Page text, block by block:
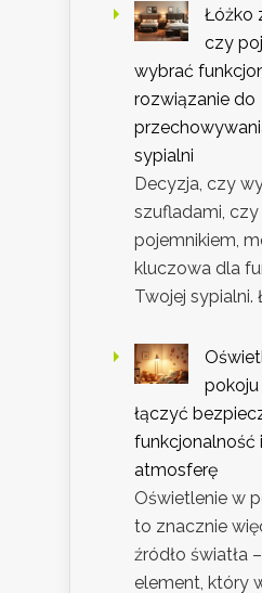
Łóżko
czy
wybrać
rozwiązanie do
sypialni
Decyzja, czy
szufladami, czy
pojemnikiem,
kluczowa dla
Twojej sypialni.
pokoju
łączyć
funkcjonalność
atmosferę
Oświetlenie w
to znacznie
źródło światła
element, który